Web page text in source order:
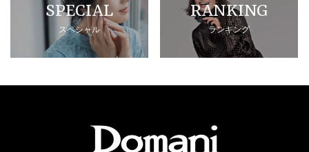
SPECIAL
スペシャル
RANKING
ランキング